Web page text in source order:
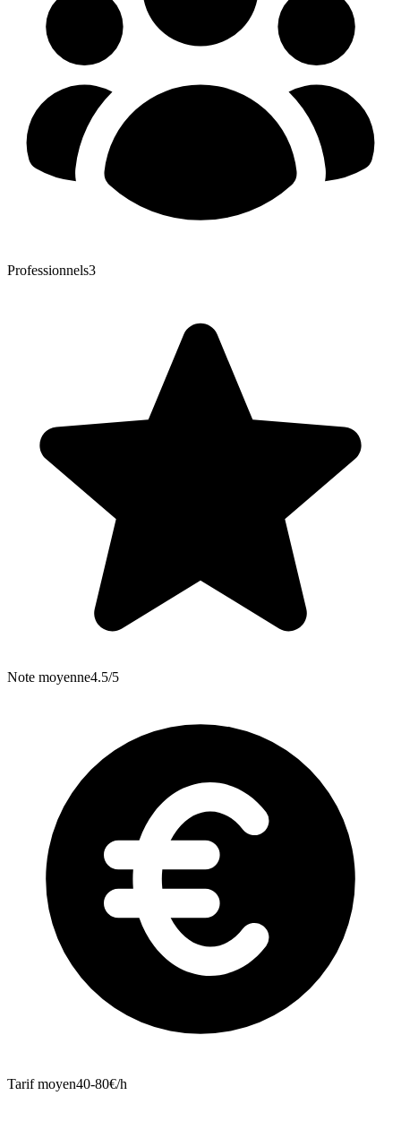
Professionnels3
Note moyenne4.5/5
Tarif moyen40-80€/h